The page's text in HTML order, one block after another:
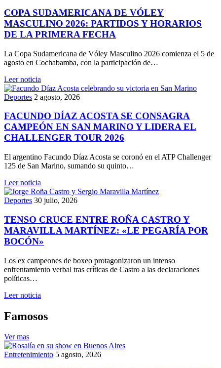
COPA SUDAMERICANA DE VÓLEY
MASCULINO 2026: PARTIDOS Y HORARIOS
DE LA PRIMERA FECHA
La Copa Sudamericana de Vóley Masculino 2026 comienza el 5 de
agosto en Cochabamba, con la participación de…
Leer noticia
Deportes 2 agosto, 2026
FACUNDO DÍAZ ACOSTA SE CONSAGRA
CAMPEÓN EN SAN MARINO Y LIDERA EL
CHALLENGER TOUR 2026
El argentino Facundo Díaz Acosta se coronó en el ATP Challenger
125 de San Marino, sumando su quinto…
Leer noticia
Deportes 30 julio, 2026
TENSO CRUCE ENTRE ROÑA CASTRO Y
MARAVILLA MARTÍNEZ: «LE PEGARÍA POR
BOCÓN»
Los ex campeones de boxeo protagonizaron un intenso
enfrentamiento verbal tras críticas de Castro a las declaraciones
políticas…
Leer noticia
Famosos
Ver mas
Entretenimiento 5 agosto, 2026